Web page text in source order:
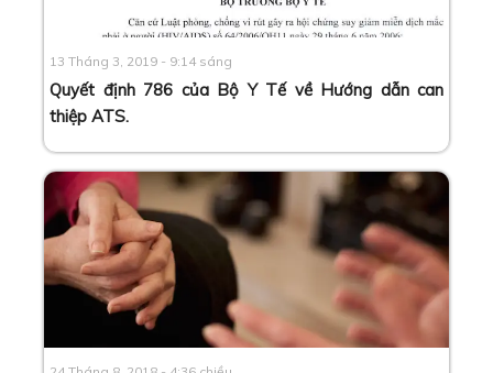
13 Tháng 3, 2019 - 9:14 sáng
Quyết định 786 của Bộ Y Tế về Hướng dẫn can
thiệp ATS.